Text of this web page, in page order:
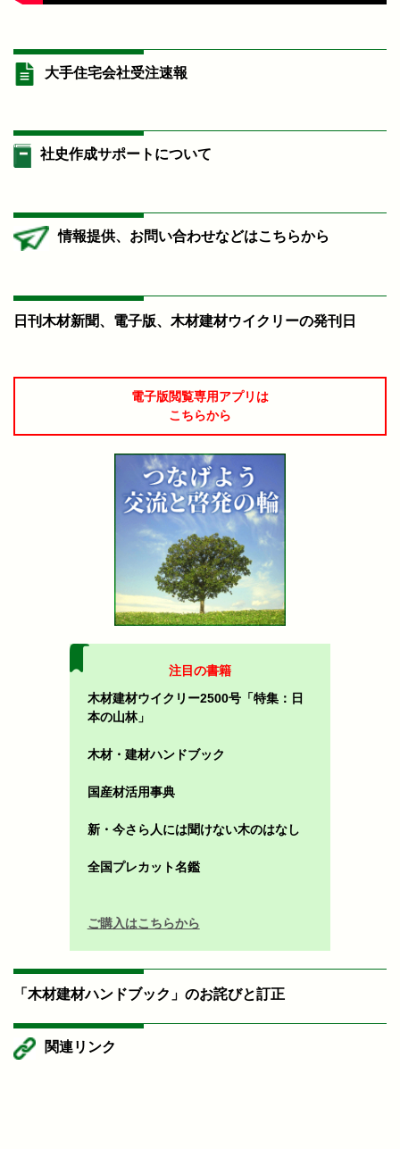
大手住宅会社受注速報
社史作成サポートについて
情報提供、お問い合わせなどはこちらから
日刊木材新聞、電子版、木材建材ウイクリーの発刊日
電子版閲覧専用アプリは
こちらから
注目の書籍
木材建材ウイクリー2500号「特集：日
本の山林」
木材・建材ハンドブック
国産材活用事典
新・今さら人には聞けない木のはなし
全国プレカット名鑑
ご購入はこちらから
「木材建材ハンドブック」のお詫びと訂正
関連リンク